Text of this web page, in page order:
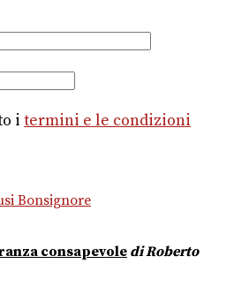
i termini e le condizioni
Bonsignore
consapevole di Roberto